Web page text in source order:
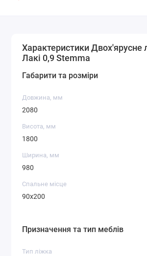
Характеристики Двох'ярусне
Лакі 0,9 Stemma
Габарити та розміри
Довжина, мм
2080
Висота, мм
1800
Ширина, мм
980
Спальне місце
90x200
Призначення та тип меблів
Тип ліжка